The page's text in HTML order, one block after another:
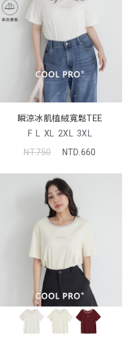
瞬涼冰肌植絨寬鬆TEE
F L XL 2XL 3XL
NT.750
NTD.660